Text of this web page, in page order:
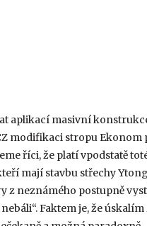
aplikací masivní
modifikaci stropu Ekonom
říci, že platí vpodstatě
mají stavbu střechy
z neznámého postupně
Faktem je, že